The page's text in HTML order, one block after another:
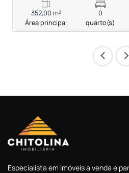
352,00 m²
Área principal
0
quarto(s)
‹
Especialista em imóveis à venda e